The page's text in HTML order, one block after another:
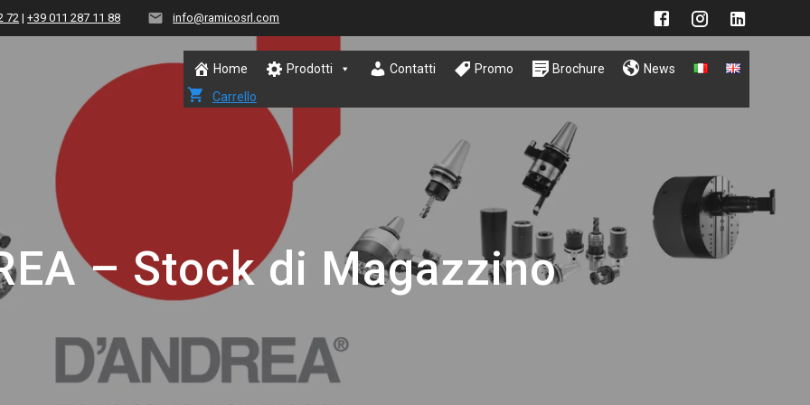
72 |+39 011 287 11 88 info@ramicosrl.com
Home Prodotti Contatti Promo Brochure
News
Carrello
– Stock di Magazzino